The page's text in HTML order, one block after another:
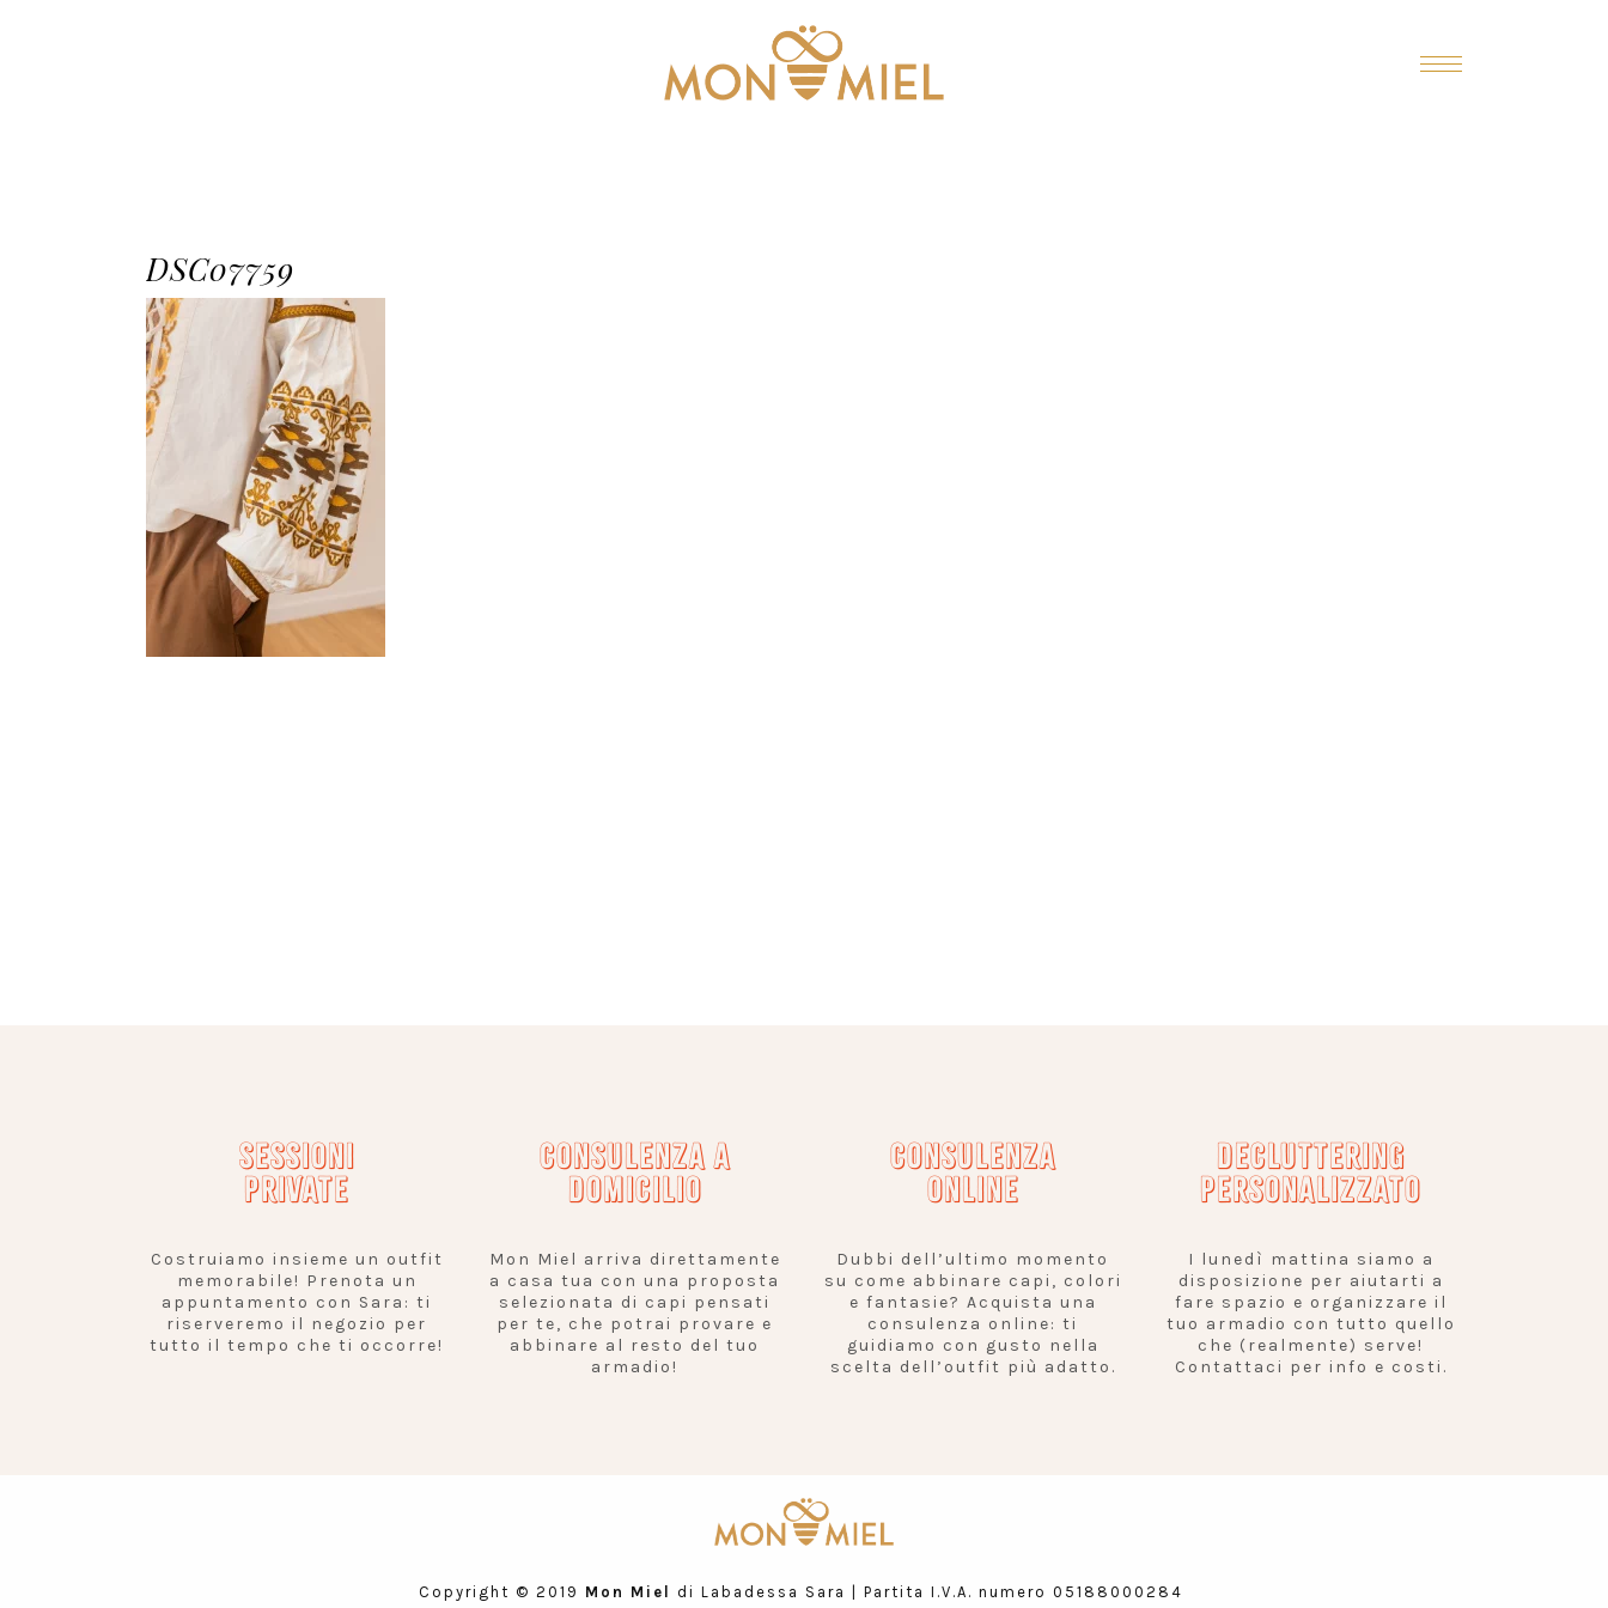
DSC07759
SESSIONI
PRIVATE
Costruiamo insieme un outfit
memorabile! Prenota un
appuntamento con Sara: ti
riserveremo il negozio per
tutto il tempo che ti occorre!
CONSULENZA A
DOMICILIO
Mon Miel arriva direttamente
a casa tua con una proposta
selezionata di capi pensati
per te, che potrai provare e
abbinare al resto del tuo
armadio!
CONSULENZA
ONLINE
Dubbi dell’ultimo momento
su come abbinare capi, colori
e fantasie? Acquista una
consulenza online: ti
guidiamo con gusto nella
scelta dell’outfit più adatto.
DECLUTTERING
PERSONALIZZATO
I lunedì mattina siamo a
disposizione per aiutarti a
fare spazio e organizzare il
tuo armadio con tutto quello
che (realmente) serve!
Contattaci per info e costi.
Copyright © 2019 Mon Miel di Labadessa Sara | Partita I.V.A. numero 05188000284